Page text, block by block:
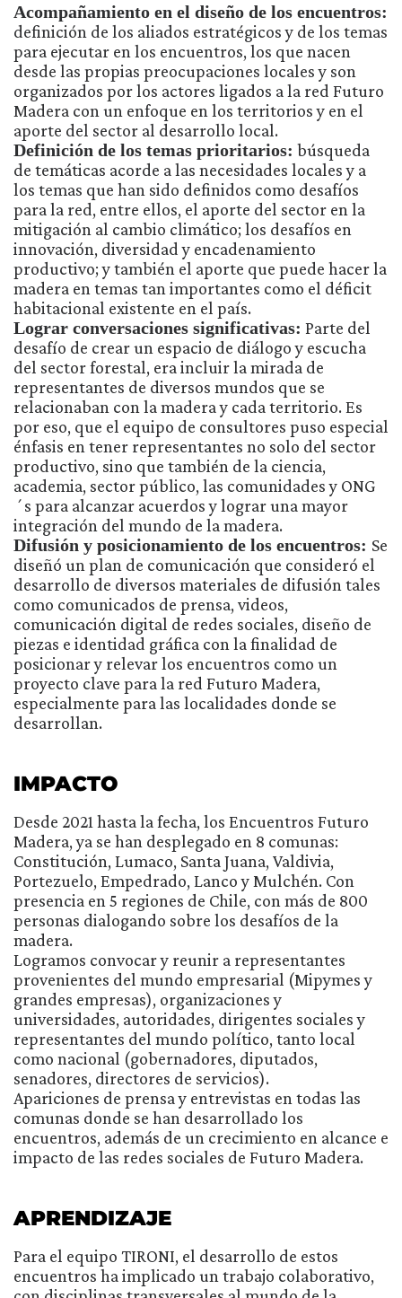
Acompañamiento en el diseño de los encuentros:
definición de los aliados estratégicos y de los temas
para ejecutar en los encuentros, los que nacen
desde las propias preocupaciones locales y son
organizados por los actores ligados a la red Futuro
Madera con un enfoque en los territorios y en el
aporte del sector al desarrollo local.
Definición de los temas prioritarios: búsqueda
de temáticas acorde a las necesidades locales y a
los temas que han sido definidos como desafíos
para la red, entre ellos, el aporte del sector en la
mitigación al cambio climático; los desafíos en
innovación, diversidad y encadenamiento
productivo; y también el aporte que puede hacer la
madera en temas tan importantes como el déficit
habitacional existente en el país.
Lograr conversaciones significativas: Parte del
desafío de crear un espacio de diálogo y escucha
del sector forestal, era incluir la mirada de
representantes de diversos mundos que se
relacionaban con la madera y cada territorio. Es
por eso, que el equipo de consultores puso especial
énfasis en tener representantes no solo del sector
productivo, sino que también de la ciencia,
academia, sector público, las comunidades y ONG
´s para alcanzar acuerdos y lograr una mayor
integración del mundo de la madera.
Difusión y posicionamiento de los encuentros: Se
diseñó un plan de comunicación que consideró el
desarrollo de diversos materiales de difusión tales
como comunicados de prensa, videos,
comunicación digital de redes sociales, diseño de
piezas e identidad gráfica con la finalidad de
posicionar y relevar los encuentros como un
proyecto clave para la red Futuro Madera,
especialmente para las localidades donde se
desarrollan.
IMPACTO
Desde 2021 hasta la fecha, los Encuentros Futuro
Madera, ya se han desplegado en 8 comunas:
Constitución, Lumaco, Santa Juana, Valdivia,
Portezuelo, Empedrado, Lanco y Mulchén. Con
presencia en 5 regiones de Chile, con más de 800
personas dialogando sobre los desafíos de la
madera.
Logramos convocar y reunir a representantes
provenientes del mundo empresarial (Mipymes y
grandes empresas), organizaciones y
universidades, autoridades, dirigentes sociales y
representantes del mundo político, tanto local
como nacional (gobernadores, diputados,
senadores, directores de servicios).
Apariciones de prensa y entrevistas en todas las
comunas donde se han desarrollado los
encuentros, además de un crecimiento en alcance e
impacto de las redes sociales de Futuro Madera.
APRENDIZAJE
Para el equipo TIRONI, el desarrollo de estos
encuentros ha implicado un trabajo colaborativo,